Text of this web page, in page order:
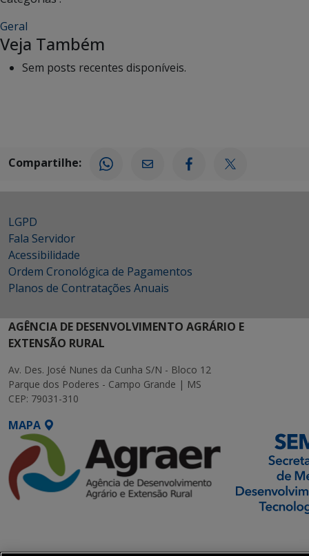
Geral
Veja Também
Sem posts recentes disponíveis.
Compartilhe:
LGPD
Fala Servidor
Acessibilidade
Ordem Cronológica de Pagamentos
Planos de Contratações Anuais
AGÊNCIA DE DESENVOLVIMENTO AGRÁRIO E
EXTENSÃO RURAL
Av. Des. José Nunes da Cunha S/N - Bloco 12
Parque dos Poderes - Campo Grande | MS
CEP: 79031-310
MAPA